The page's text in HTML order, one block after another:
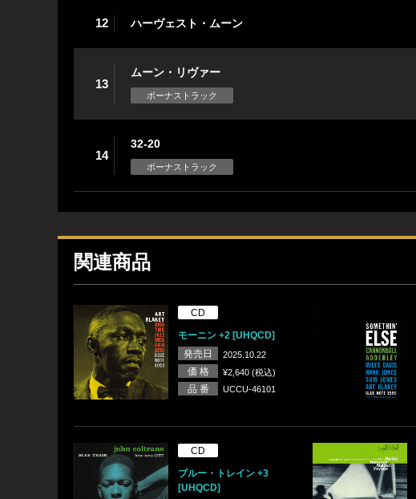
12 ハーヴェスト・ムーン
13
ムーン・リヴァー
ボーナストラック
14
32-20
ボーナストラック
関連商品
CD
モーニン +2 [UHQCD]
発売日
2025.10.22
価 格 ¥2,640 (税込)
品 番 UCCU-46101
CD
ブルー・トレイン +3
[UHQCD]